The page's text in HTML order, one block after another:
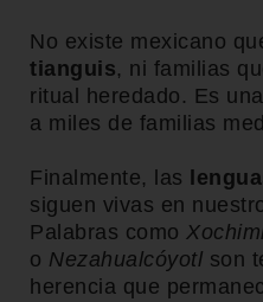
No existe mexicano
tianguis, ni familias
ritual heredado. Es
a miles de familias
Finalmente, las
siguen vivas en
Palabras como
o Nezahualcóyotl son
herencia que